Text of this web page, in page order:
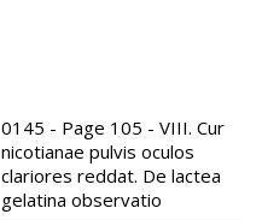
0145 - Page 105 - VIII. Cur
nicotianae pulvis oculos
clariores reddat. De lactea
gelatina observatio